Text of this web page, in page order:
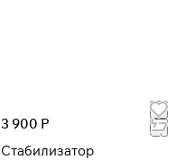
3 900 Р
Стабилизатор